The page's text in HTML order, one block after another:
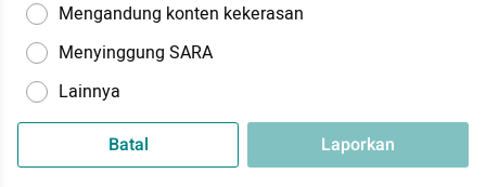
Mengandung konten kekerasan
Menyinggung SARA
Lainnya
Batal Laporkan